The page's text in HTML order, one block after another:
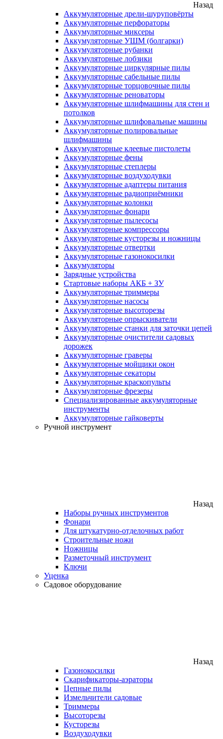
Назад
Аккумуляторные дрели-шуруповёрты
Аккумуляторные перфораторы
Аккумуляторные миксеры
Аккумуляторные УШМ (болгарки)
Аккумуляторные рубанки
Аккумуляторные лобзики
Аккумуляторные циркулярные пилы
Аккумуляторные сабельные пилы
Аккумуляторные торцовочные пилы
Аккумуляторные реноваторы
Аккумуляторные шлифмашины для стен и
потолков
Аккумуляторные шлифовальные машины
Аккумуляторные полировальные
шлифмашины
Аккумуляторные клеевые пистолеты
Аккумуляторные фены
Аккумуляторные степлеры
Аккумуляторные воздуходувки
Аккумуляторные адаптеры питания
Аккумуляторные радиоприёмники
Аккумуляторные колонки
Аккумуляторные фонари
Аккумуляторные пылесосы
Аккумуляторные компрессоры
Аккумуляторные кусторезы и ножницы
Аккумуляторные отвертки
Аккумуляторные газонокосилки
Аккумуляторы
Зарядные устройства
Стартовые наборы АКБ + ЗУ
Аккумуляторные триммеры
Аккумуляторные насосы
Аккумуляторные высоторезы
Аккумуляторные опрыскиватели
Аккумуляторные станки для заточки цепей
Аккумуляторные очистители садовых
дорожек
Аккумуляторные граверы
Аккумуляторные мойщики окон
Аккумуляторные секаторы
Аккумуляторные краскопульты
Аккумуляторные фрезеры
Специализированные аккумуляторные
инструменты
Аккумуляторные гайковерты
Ручной инструмент
Назад
Наборы ручных инструментов
Фонари
Для штукатурно-отделочных работ
Строительные ножи
Ножницы
Разметочный инструмент
Ключи
Уценка
Садовое оборудование
Назад
Газонокосилки
Скарификаторы-аэраторы
Цепные пилы
Измельчители садовые
Триммеры
Высоторезы
Кусторезы
Воздуходувки